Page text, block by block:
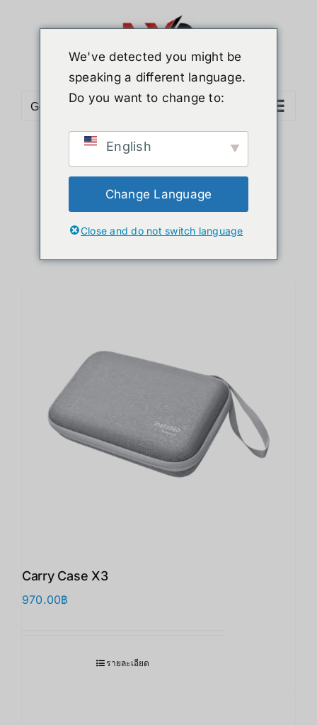
Go to...
Sort byDate
Show12 Products
Carry Case X3
970.00฿
รายละเอียด
We've detected you might be
speaking a different language.
Do you want to change to:
English
Change Language
Close and do not switch language